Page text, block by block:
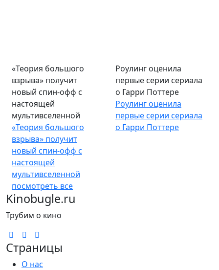
«Теория большого
взрыва» получит
новый спин-офф с
настоящей
мультивселенной
«Теория большого
взрыва» получит
новый спин-офф с
настоящей
мультивселенной
Роулинг оценила
первые серии сериала
о Гарри Поттере
Роулинг оценила
первые серии сериала
о Гарри Поттере
посмотреть все
Kinobugle.ru
Трубим о кино
Страницы
О нас